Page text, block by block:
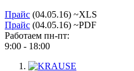
Прайс (04.05.16) ~XLS
Прайс (04.05.16) ~PDF
Работаем пн-пт:
9:00 - 18:00